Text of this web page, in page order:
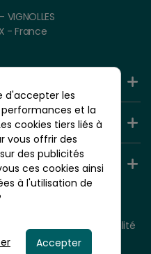
VIGNOLLES
- France
Politique de confidentialité
cookies
d'accepter les
et la
cookies tiers liés à
vous offrir des
des publicités
ces cookies ainsi
à l'utilisation de
Accepter